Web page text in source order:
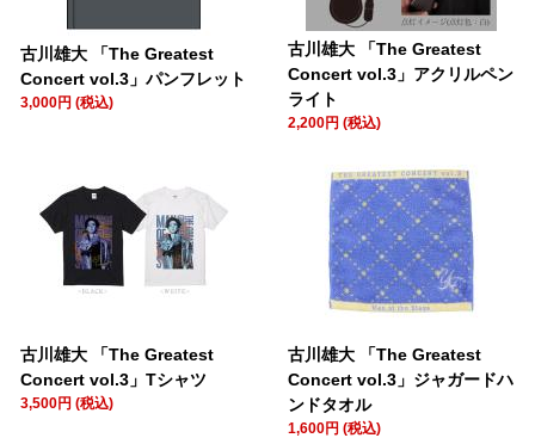
古川雄大 「The Greatest
Concert vol.3」パンフレット
3,000円 (税込)
古川雄大 「The Greatest
Concert vol.3」アクリルペン
ライト
2,200円 (税込)
古川雄大 「The Greatest
Concert vol.3」Tシャツ
3,500円 (税込)
古川雄大 「The Greatest
Concert vol.3」ジャガードハ
ンドタオル
1,600円 (税込)